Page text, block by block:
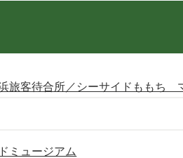
旅客待合所／シーサイドももち
ミュージアム